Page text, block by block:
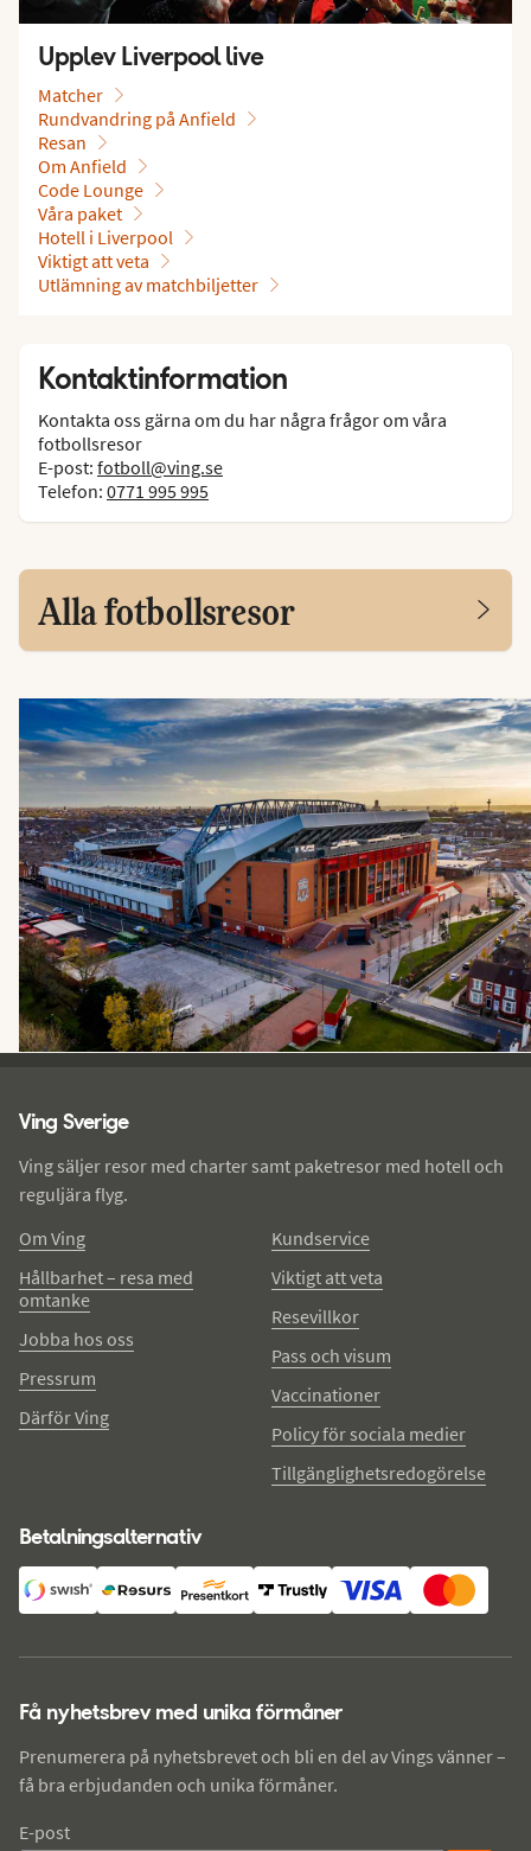
Upplev Liverpool live
Matcher
Rundvandring på Anfield
Resan
Om Anfield
Code Lounge
Våra paket
Hotell i Liverpool
Viktigt att veta
Utlämning av matchbiljetter
Kontaktinformation
Kontakta oss gärna om du har några frågor om våra
fotbollsresor
E-post: fotboll@ving.se
Telefon: 0771 995 995
Alla fotbollsresor
Ving Sverige
Ving säljer resor med charter samt paketresor med hotell och
reguljära flyg.
Om Ving
Hållbarhet – resa med
omtanke
Jobba hos oss
Pressrum
Därför Ving
Kundservice
Viktigt att veta
Resevillkor
Pass och visum
Vaccinationer
Policy för sociala medier
Tillgänglighetsredogörelse
Betalningsalternativ
Få nyhetsbrev med unika förmåner
Prenumerera på nyhetsbrevet och bli en del av Vings vänner –
få bra erbjudanden och unika förmåner.
E-post